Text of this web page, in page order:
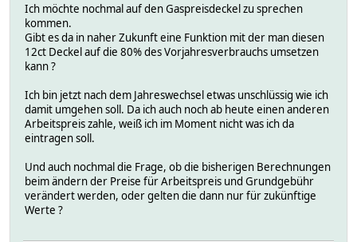
Ich möchte nochmal auf den Gaspreisdeckel zu sprechen
kommen.
Gibt es da in naher Zukunft eine Funktion mit der man diesen
12ct Deckel auf die 80% des Vorjahresverbrauchs umsetzen
kann ?
Ich bin jetzt nach dem Jahreswechsel etwas unschlüssig wie ich
damit umgehen soll. Da ich auch noch ab heute einen anderen
Arbeitspreis zahle, weiß ich im Moment nicht was ich da
eintragen soll.
Und auch nochmal die Frage, ob die bisherigen Berechnungen
beim ändern der Preise für Arbeitspreis und Grundgebühr
verändert werden, oder gelten die dann nur für zukünftige
Werte ?